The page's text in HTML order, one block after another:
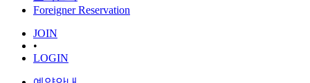
Foreigner Reservation
JOIN
•
LOGIN